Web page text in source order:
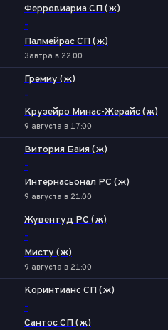
Ферровиариа СП (ж)
-
Палмейрас СП (ж)
Завтра в 22:00
Гремиу (ж)
-
Крузейро Минас-Жерайс (ж)
9 августа в 17:00
Витория Баия (ж)
-
Интернасьонал РС (ж)
9 августа в 21:00
Жувентуд РС (ж)
-
Мисту (ж)
9 августа в 21:00
Коринтианс СП (ж)
-
Сантос СП (ж)